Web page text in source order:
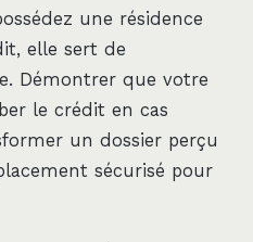
une résidence
elle sert de
Démontrer que votre
le crédit en cas
un dossier perçu
sécurisé pour